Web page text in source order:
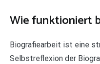
Wie funktioniert
Biografiearbeit ist eine
Selbstreflexion der